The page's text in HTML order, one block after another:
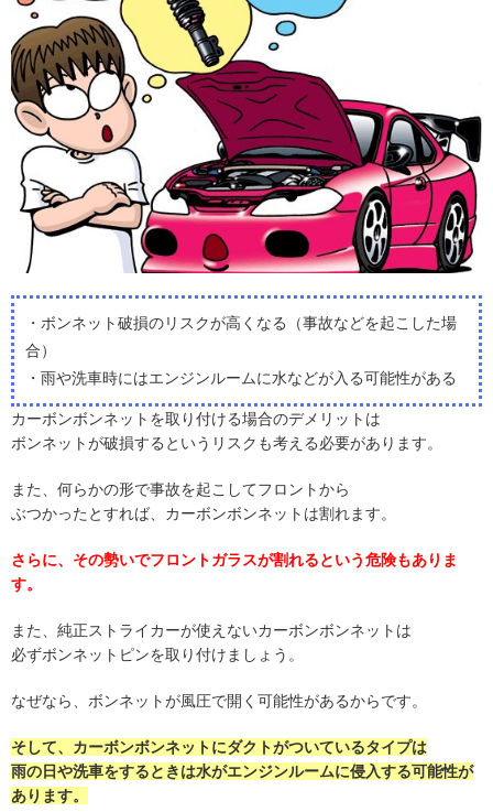
・ボンネット破損のリスクが高くなる（事故などを起こした場
合）
・雨や洗車時にはエンジンルームに水などが入る可能性がある
カーボンボンネットを取り付ける場合のデメリットは
ボンネットが破損するというリスクも考える必要があります。
また、何らかの形で事故を起こしてフロントから
ぶつかったとすれば、カーボンボンネットは割れます。
さらに、その勢いでフロントガラスが割れるという危険もありま
す。
また、純正ストライカーが使えないカーボンボンネットは
必ずボンネットピンを取り付けましょう。
なぜなら、ボンネットが風圧で開く可能性があるからです。
そして、カーボンボンネットにダクトがついているタイプは
雨の日や洗車をするときは水がエンジンルームに侵入する可能性が
あります。